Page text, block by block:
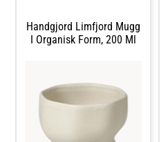
stengods. Shoppa Kaffekoppar
och mer Muggar & Koppar hos
Royal Design.
Handgjord Limfjord Mugg
I Organisk Form, 200 Ml